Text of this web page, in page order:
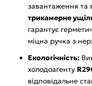
завантаження та
трикамерне
гарантує
міцна ручка з
Екологічність:
холодоагенту
відповідальне